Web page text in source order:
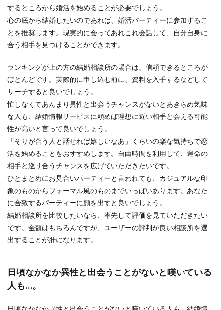
するところから婚活を始めることが必要でしょう。
心の底から結婚したいのであれば、婚活パーティーに参加するこ
とを推奨します。現実的に会ってあれこれ会話して、自分自身に
合う相手を見つけることができます。
ランキングが上の方の結婚相談所の場合は、信頼できるところが
ほとんどです。実際的に申し込む前に、資料を入手するなどして
サーチすると良いでしょう。
忙しなくてあんまり異性と出会うチャンスがないとあきらめ気味
な人も、結婚情報サービスに頼めば理想に近い相手と会える可能
性が高いと言って良いでしょう。
「そりが合う人と話せれば嬉しいなあ」くらいの楽な気持ちで恋
活を始めることをおすすめします。自由時間を利用して、運命の
相手と巡り合うチャンスを広げていただきたいです。
ひとまとめにお見合いパーティーと言われても、カジュアルな印
象のものからフォーマル風のものまでいっぱいあります。あなた
に合致するパーティーに顔を出すと良いでしょう。
結婚相談所を比較したいなら、率先して評価を見ていただきたい
です。金額はもちろんですが、ユーザーの評判が良い相談所を選
出することが肝になります。
日頃なかなか異性と出会うことがないと嘆いている
人も…。
日頃なかなか異性と出会うことがないと嘆いている人も、結婚情